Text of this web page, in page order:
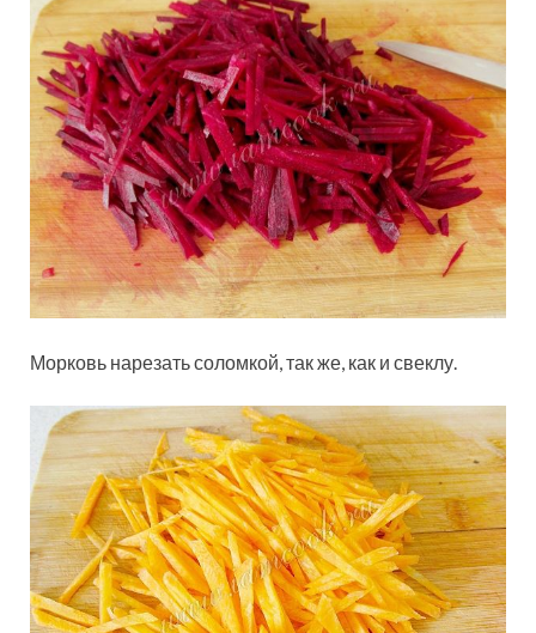
Морковь нарезать соломкой, так же, как и свеклу.